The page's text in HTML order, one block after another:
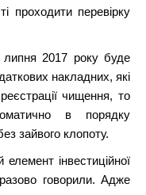
проходити перевірку
2017 року буде
накладних, які
чищення, то
в порядку
зайвого клопоту.
інвестиційної
говорили. Адже